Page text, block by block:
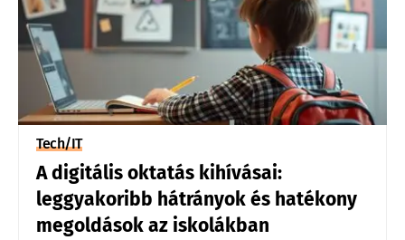
Tech/IT
A digitális oktatás kihívásai:
leggyakoribb hátrányok és hatékony
megoldások az iskolákban